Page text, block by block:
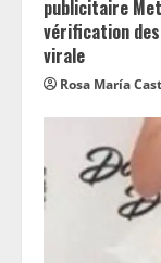
publicitaire
vérification
virale
Rosa María